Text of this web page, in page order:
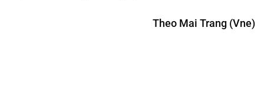
Theo Mai Trang (Vne)